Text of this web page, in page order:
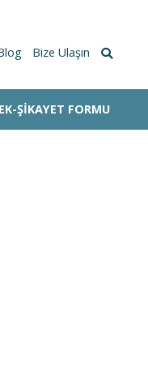
Bize Ulaşın
ŞIKAYET FORMU